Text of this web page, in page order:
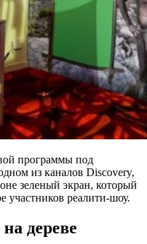
программы под
из каналов Discovery,
зеленый экран, который
участников реалити-шоу.
дереве